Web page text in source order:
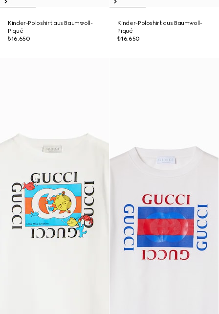
Kinder-Poloshirt aus Baumwoll-
Piqué
₺16.650
Kinder-Poloshirt aus Baumwoll-
Piqué
₺16.650